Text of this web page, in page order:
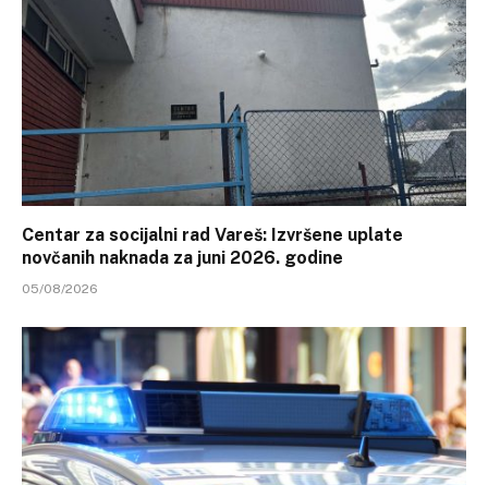
Centar za socijalni rad Vareš: Izvršene uplate
novčanih naknada za juni 2026. godine
05/08/2026